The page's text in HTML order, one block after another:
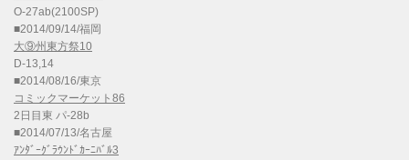
O-27ab(2100SP)
■2014/09/14/福岡
大⑨州東方祭10
D-13,14
■2014/08/16/東京
コミックマーケット86
2日目東 パ-28b
■2014/07/13/名古屋
ｱﾝﾀﾞｰｸﾞﾗｳﾝﾄﾞｶｰﾆﾊﾞﾙ3